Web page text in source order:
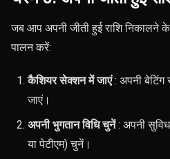
जब आप अपनी जीती हुई राशि निकालने के
पालन करें:
कैशियर सेक्शन में जाएं: अपनी बेटिंग
जाएं।
अपनी भुगतान विधि चुनें: अपनी
या पेटीएम) चुनें।